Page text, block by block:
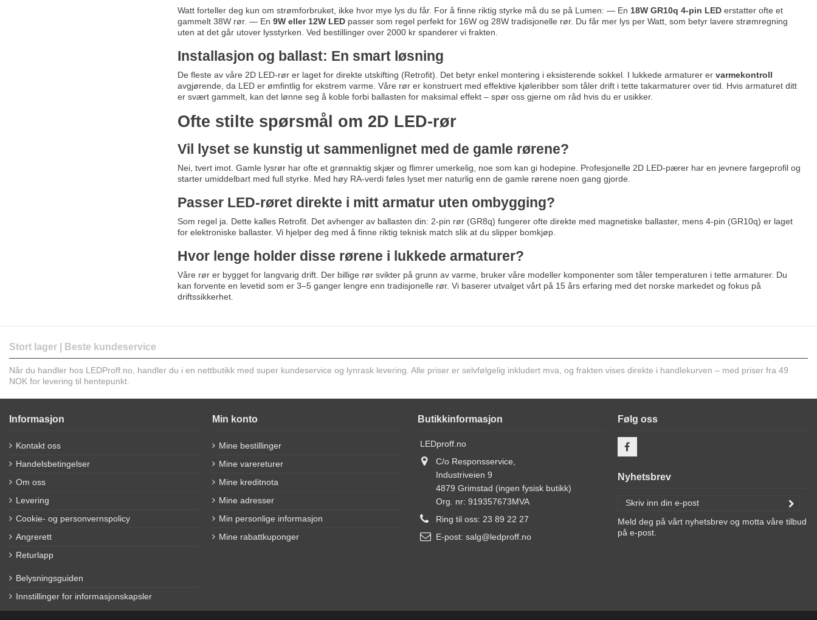
Watt forteller deg kun om strømforbruket, ikke hvor mye lys du får. For å finne riktig styrke må du se på Lumen: — En 18W GR10q 4-pin LEDerstatter ofte et
gammelt 38W rør. — En 9W eller 12W LEDpasser som regel perfekt for 16W og 28W tradisjonelle rør. Du får mer lys per Watt, som betyr lavere strømregning
uten at det går utover lysstyrken. Ved bestillinger over 2000 kr spanderer vi frakten.
Installasjon og ballast: En smart løsning
De fleste av våre 2D LED-rør er laget for direkte utskifting (Retrofit). Det betyr enkel montering i eksisterende sokkel. I lukkede armaturer er varmekontroll
avgjørende, da LED er ømfintlig for ekstrem varme. Våre rør er konstruert med effektive kjøleribber som tåler drift i tette takarmaturer over tid. Hvis armaturet ditt
er svært gammelt, kan det lønne seg å koble forbi ballasten for maksimal effekt – spør oss gjerne om råd hvis du er usikker.
Ofte stilte spørsmål om 2D LED-rør
Vil lyset se kunstig ut sammenlignet med de gamle rørene?
Nei, tvert imot. Gamle lysrør har ofte et grønnaktig skjær og flimrer umerkelig, noe som kan gi hodepine. Profesjonelle 2D LED-pærer har en jevnere fargeprofil og
starter umiddelbart med full styrke. Med høy RA-verdi føles lyset mer naturlig enn de gamle rørene noen gang gjorde.
Passer LED-røret direkte i mitt armatur uten ombygging?
Som regel ja. Dette kalles Retrofit. Det avhenger av ballasten din: 2-pin rør (GR8q) fungerer ofte direkte med magnetiske ballaster, mens 4-pin (GR10q) er laget
for elektroniske ballaster. Vi hjelper deg med å finne riktig teknisk match slik at du slipper bomkjøp.
Hvor lenge holder disse rørene i lukkede armaturer?
Våre rør er bygget for langvarig drift. Der billige rør svikter på grunn av varme, bruker våre modeller komponenter som tåler temperaturen i tette armaturer. Du
kan forvente en levetid som er 3–5 ganger lengre enn tradisjonelle rør. Vi baserer utvalget vårt på 15 års erfaring med det norske markedet og fokus på
driftssikkerhet.
Stort lager | Beste kundeservice
Når du handler hos LEDProff.no, handler du i en nettbutikk med super kundeservice og lynrask levering. Alle priser er selvfølgelig inkludert mva, og frakten vises direkte i handlekurven – med priser fra 49
NOK for levering til hentepunkt.
Informasjon
Kontakt oss
Handelsbetingelser
Om oss
Levering
Cookie- og personvernspolicy
Angrerett
Returlapp
Belysningsguiden
Innstillinger for informasjonskapsler
Min konto
Mine bestillinger
Mine varereturer
Mine kreditnota
Mine adresser
Min personlige informasjon
Mine rabattkuponger
Butikkinformasjon
LEDproff.no
C/o Responsservice,
Industriveien 9
4879 Grimstad (ingen fysisk butikk)
Org. nr: 919357673MVA
Ring til oss: 23 89 22 27
E-post: salg@ledproff.no
Følg oss
Nyhetsbrev
Meld deg på vårt nyhetsbrev og motta våre tilbud
på e-post.